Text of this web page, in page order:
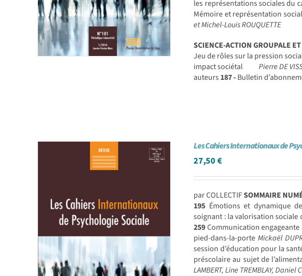
les représentations sociales du
Mémoire et représentation
et Michel-Louis ROUQUETTE
SCIENCE-ACTION GROUPALE
Jeu de rôles sur la pression
impact sociétal
Pierre DE
auteurs 187 -Bulletin
Les Cahiers Internationaux de
27,50€
par COLLECTIFSOMMAIRE
195 Émotions et dynamique
soignant : la valorisation sociale
259Communication
pied-dans-la-porteMickaël
session d’éducation pour la
préscolaire au sujet de
LAMBERT, Line TREMBLAY, Daniel